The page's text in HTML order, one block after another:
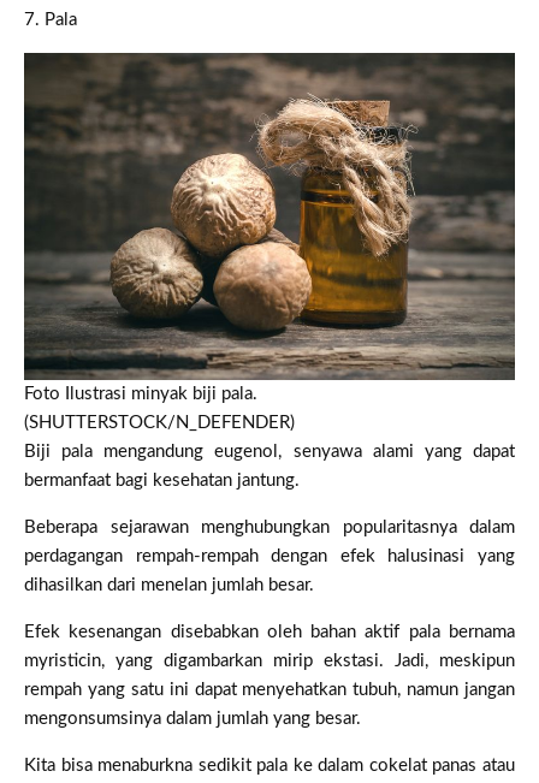
7. Pala
Foto Ilustrasi minyak biji pala.
(SHUTTERSTOCK/N_DEFENDER)
Biji pala mengandung eugenol, senyawa alami yang dapat
bermanfaat bagi kesehatan jantung.
Beberapa sejarawan menghubungkan popularitasnya dalam
perdagangan rempah-rempah dengan efek halusinasi yang
dihasilkan dari menelan jumlah besar.
Efek kesenangan disebabkan oleh bahan aktif pala bernama
myristicin, yang digambarkan mirip ekstasi. Jadi, meskipun
rempah yang satu ini dapat menyehatkan tubuh, namun jangan
mengonsumsinya dalam jumlah yang besar.
Kita bisa menaburkna sedikit pala ke dalam cokelat panas atau